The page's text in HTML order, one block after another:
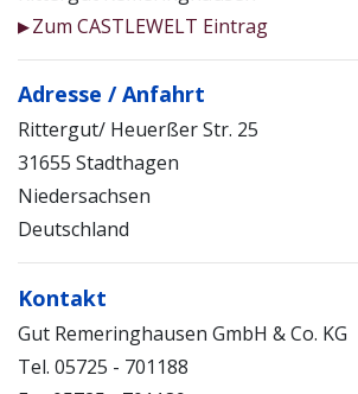
▶ Zum CASTLEWELT Eintrag
Adresse / Anfahrt
Rittergut/ Heuerßer Str. 25
31655 Stadthagen
Niedersachsen
Deutschland
Kontakt
Gut Remeringhausen GmbH & Co. KG
Tel. 05725 - 701188